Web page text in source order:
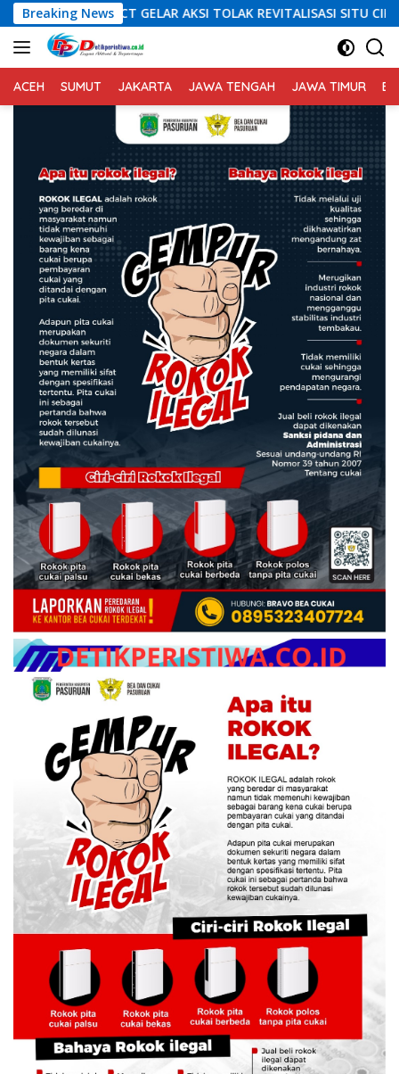
Langsung
ke
konten
Breaking News
ICT GELAR AKSI TOLAK REVITALISASI SITU CIKEDAL, 150
ACEH SUMUT JAKARTA JAWA TENGAH JAWA TIMUR